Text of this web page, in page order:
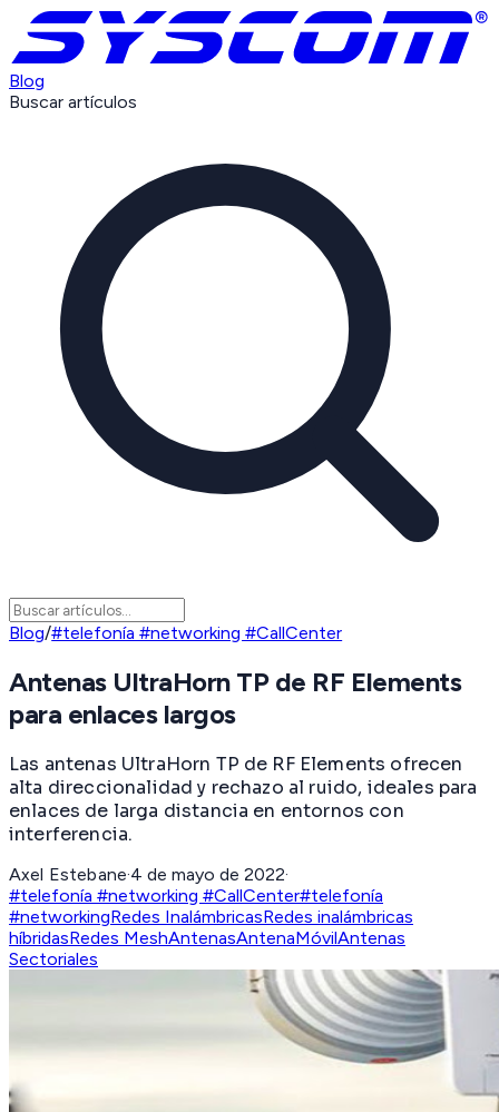
Blog
Buscar artículos
Blog/#telefonía #networking #CallCenter
Antenas UltraHorn TP de RF Elements
para enlaces largos
Las antenas UltraHorn TP de RF Elements ofrecen
alta direccionalidad y rechazo al ruido, ideales para
enlaces de larga distancia en entornos con
interferencia.
Axel Estebane·4 de mayo de 2022·
#telefonía #networking #CallCenter#telefonía
#networkingRedes InalámbricasRedes inalámbricas
híbridasRedes MeshAntenasAntenaMóvilAntenas
Sectoriales